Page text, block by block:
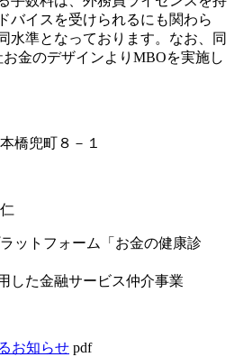
バイスを受けられるにも関わら
水準となっております。なお、同
金のデザインよりMBOを実施し
橋兜町８－１
ットフォーム「お金の健康診
した金融サービス仲介事業
お知らせ pdf